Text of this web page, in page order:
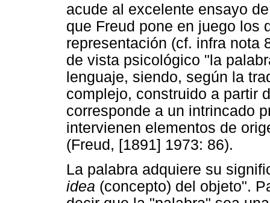
acude al excelente ensayo
que Freud pone en juego los
representación (cf. infra nota
de vista psicológico "la
lenguaje, siendo, según la
complejo, construido a partir
corresponde a un intrincado
intervienen elementos de
(Freud, [1891] 1973: 86).
La palabra adquiere su
idea (concepto) del objeto".